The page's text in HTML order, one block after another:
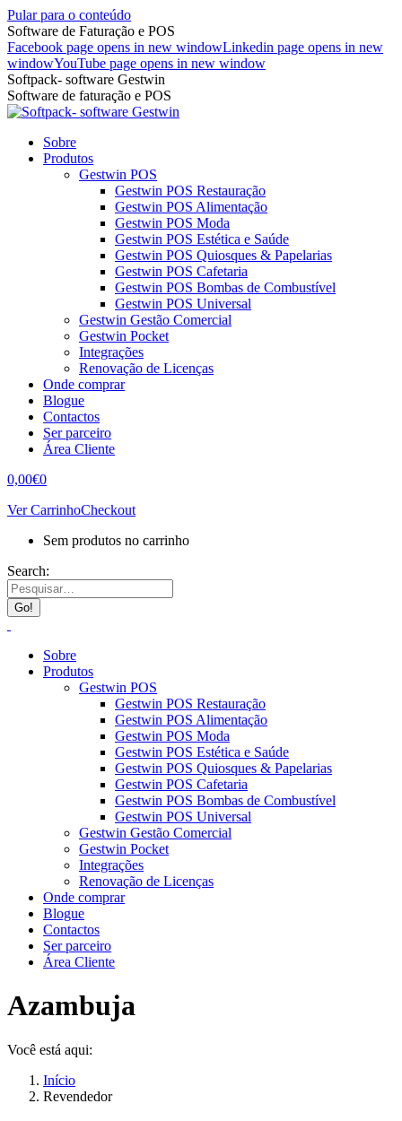
Pular para o conteúdo
Software de Faturação e POS
Facebook page opens in new windowLinkedin page opens in new
windowYouTube page opens in new window
Softpack- software Gestwin
Software de faturação e POS
Sobre
Produtos
Gestwin POS
Gestwin POS Restauração
Gestwin POS Alimentação
Gestwin POS Moda
Gestwin POS Estética e Saúde
Gestwin POS Quiosques & Papelarias
Gestwin POS Cafetaria
Gestwin POS Bombas de Combustível
Gestwin POS Universal
Gestwin Gestão Comercial
Gestwin Pocket
Integrações
Renovação de Licenças
Onde comprar
Blogue
Contactos
Ser parceiro
Área Cliente
0,00€0
Ver CarrinhoCheckout
Sem produtos no carrinho
Search:
Sobre
Produtos
Gestwin POS
Gestwin POS Restauração
Gestwin POS Alimentação
Gestwin POS Moda
Gestwin POS Estética e Saúde
Gestwin POS Quiosques & Papelarias
Gestwin POS Cafetaria
Gestwin POS Bombas de Combustível
Gestwin POS Universal
Gestwin Gestão Comercial
Gestwin Pocket
Integrações
Renovação de Licenças
Onde comprar
Blogue
Contactos
Ser parceiro
Área Cliente
Azambuja
Você está aqui:
Início
Revendedor